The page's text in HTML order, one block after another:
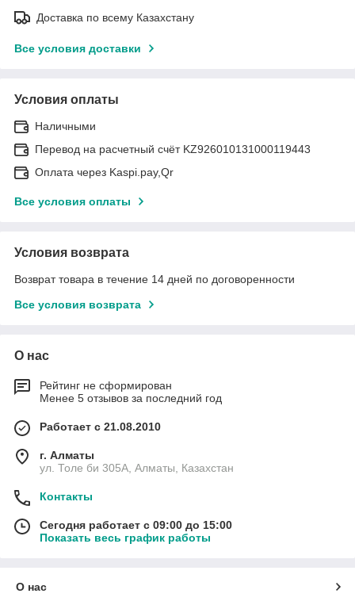
Доставка по всему Казахстану
Все условия доставки
Условия оплаты
Наличными
Перевод на расчетный счёт KZ926010131000119443
Оплата через Kaspi.pay,Qr
Все условия оплаты
Условия возврата
Возврат товара в течение 14 дней по договоренности
Все условия возврата
О нас
Рейтинг не сформирован
Менее 5 отзывов за последний год
Работает с 21.08.2010
г. Алматы
ул. Толе би 305А, Алматы, Казахстан
Контакты
Сегодня работает с 09:00 до 15:00
Показать весь график работы
О нас